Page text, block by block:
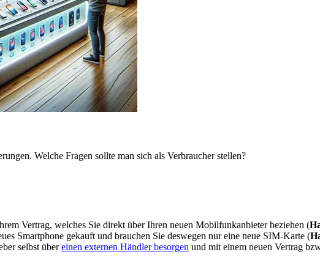
Welche Fragen sollte man sich als Verbraucher stellen?
Vertrag, welches Sie direkt über Ihren neuen Mobilfunkanbieter beziehen (
Smartphone gekauft und brauchen Sie deswegen nur eine neue SIM-Karte (
selbst übereinen externen Händler besorgen und mit einem neuen Vertrag